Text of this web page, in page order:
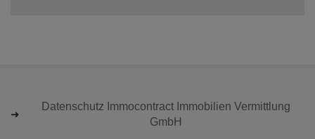
Datenschutz Immocontract Immobilien Vermittlung
GmbH